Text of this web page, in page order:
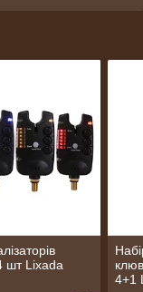
шт Lixada
4+1